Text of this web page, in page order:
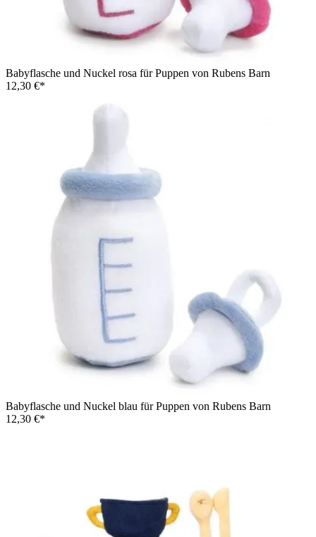
Babyflasche und Nuckel rosa für Puppen von Rubens Barn
12,30 €*
Babyflasche und Nuckel blau für Puppen von Rubens Barn
12,30 €*